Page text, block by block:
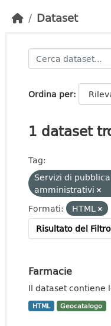
Dataset
Ordina per
1 dataset
Tag:
Servizi di
amministrativi
Formati:
HTML
Risultato del Filtro
Farmacie
Il dataset contiene
HTML Geocatalogo